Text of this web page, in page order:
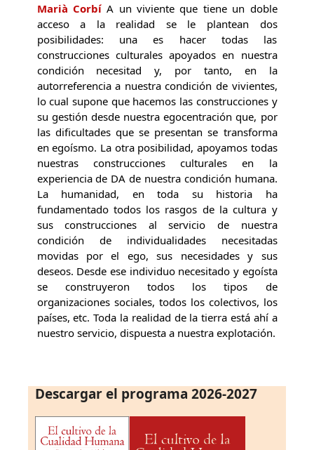
Marià CorbíA un viviente que tiene un doble
acceso a la realidad se le plantean dos
posibilidades: una es hacer todas las
construcciones culturales apoyados en nuestra
condición necesitad y, por tanto, en la
autorreferencia a nuestra condición de vivientes,
lo cual supone que hacemos las construcciones y
su gestión desde nuestra egocentración que, por
las dificultades que se presentan se transforma
en egoísmo. La otra posibilidad, apoyamos todas
nuestras construcciones culturales en la
experiencia de DA de nuestra condición humana.
La humanidad, en toda su historia ha
fundamentado todos los rasgos de la cultura y
sus construcciones al servicio de nuestra
condición de individualidades necesitadas
movidas por el ego, sus necesidades y sus
deseos. Desde ese individuo necesitado y egoísta
se construyeron todos los tipos de
organizaciones sociales, todos los colectivos, los
países, etc. Toda la realidad de la tierra está ahí a
nuestro servicio, dispuesta a nuestra explotación.
Descargar el programa 2026-2027